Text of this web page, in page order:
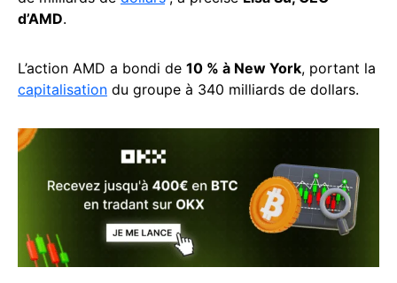
d’AMD.
L’action AMD a bondi de 10 % à New York, portant la
capitalisation du groupe à 340 milliards de dollars.